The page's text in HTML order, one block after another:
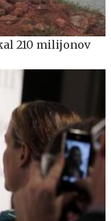
210 milijonov